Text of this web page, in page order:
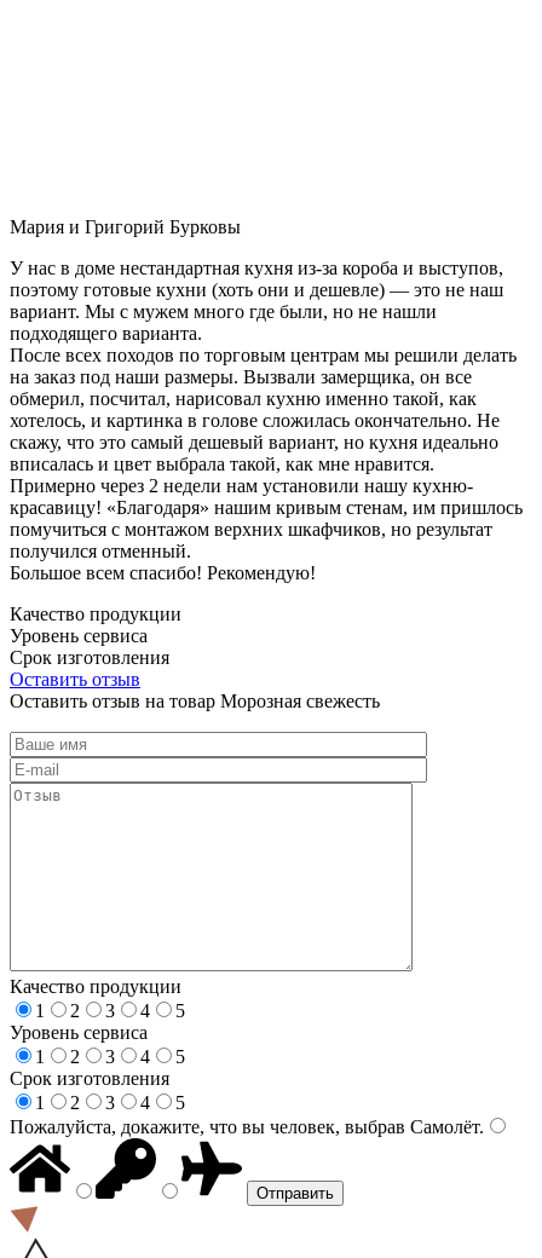
Мария и Григорий Бурковы
У нас в доме нестандартная кухня из-за короба и выступов,
поэтому готовые кухни (хоть они и дешевле) — это не наш
вариант. Мы с мужем много где были, но не нашли
подходящего варианта.
После всех походов по торговым центрам мы решили делать
на заказ под наши размеры. Вызвали замерщика, он все
обмерил, посчитал, нарисовал кухню именно такой, как
хотелось, и картинка в голове сложилась окончательно. Не
скажу, что это самый дешевый вариант, но кухня идеально
вписалась и цвет выбрала такой, как мне нравится.
Примерно через 2 недели нам установили нашу кухню-
красавицу! «Благодаря» нашим кривым стенам, им пришлось
помучиться с монтажом верхних шкафчиков, но результат
получился отменный.
Большое всем спасибо! Рекомендую!
Качество продукции
Уровень сервиса
Срок изготовления
Оставить отзыв
Оставить отзыв на товар Морозная свежесть
Качество продукции
1
2 3 4
5
Уровень сервиса
1
2 3 4
5
Срок изготовления
1
2 3 4
5
Пожалуйста, докажите, что вы человек, выбрав Самолёт.